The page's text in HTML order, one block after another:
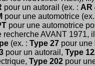
pour un autorail (ex. : AR
pour une automotrice (ex.
pour une automotrice
recherche AVANT 1971,
(ex. : Type 27 pour
pour un autorail, Type
Type 202 pour